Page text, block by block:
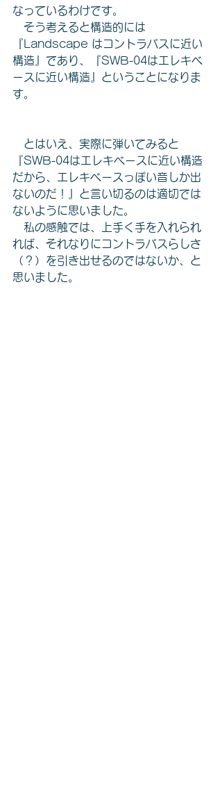
なっているわけです。
そう考えると構造的には
『Landscape はコントラバスに近い
構造』であり、『SWB-04はエレキベ
ースに近い構造』ということになりま
す。
とはいえ、実際に弾いてみると
『SWB-04はエレキベースに近い構造
だから、エレキベースっぽい音しか出
ないのだ！』と言い切るのは適切では
ないように思いました。
私の感触では、上手く手を入れられ
れば、それなりにコントラバスらしさ
（？）を引き出せるのではないか、と
思いました。